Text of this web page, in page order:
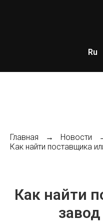
Ru
Главная → Новости
Как найти поставщика
Как найти